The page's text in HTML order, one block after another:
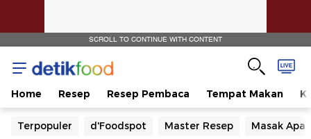
SCROLL TO CONTINUE WITH CONTENT
Home Resep Resep Pembaca Tempat Makan
Terpopuler d'Foodspot Master Resep Masak Apa